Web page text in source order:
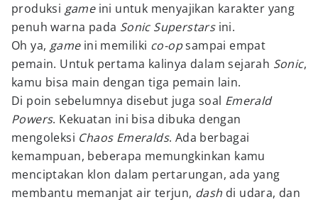
produksi game ini untuk menyajikan karakter yang
penuh warna pada Sonic Superstars ini.
Oh ya, game ini memiliki co-opsampai empat
pemain. Untuk pertama kalinya dalam sejarah Sonic,
kamu bisa main dengan tiga pemain lain.
Di poin sebelumnya disebut juga soal Emerald
Powers. Kekuatan ini bisa dibuka dengan
mengoleksi Chaos Emeralds. Ada berbagai
kemampuan, beberapa memungkinkan kamu
menciptakan klon dalam pertarungan, ada yang
membantu memanjat air terjun, dash di udara, dan